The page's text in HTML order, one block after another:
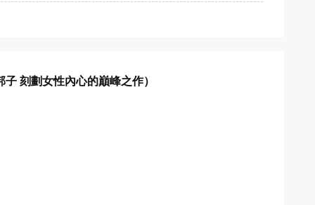
刻劃女性內心的巔峰之作）